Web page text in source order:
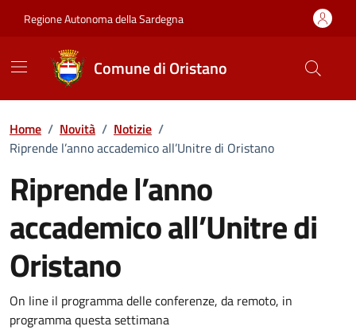
Regione Autonoma della Sardegna
Comune di Oristano
Home / Novità / Notizie /
Riprende l’anno accademico all’Unitre di Oristano
Riprende l’anno
accademico all’Unitre di
Oristano
Dettagli della notizia
On line il programma delle conferenze, da remoto, in
programma questa settimana